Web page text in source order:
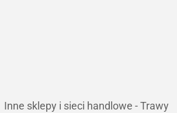
Inne sklepy i sieci handlowe - Trawy